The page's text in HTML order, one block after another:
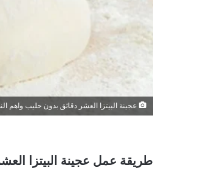
عجينة البيتزا العشر دقائق بدون حليب واهم
طريقة عمل عجينة البيتزا